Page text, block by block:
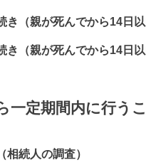
き（親が死んでから14日以
き（親が死んでから14日以
一定期間内に行う
相続人の調査）